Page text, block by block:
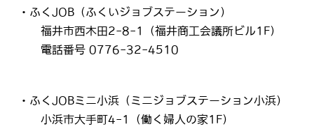
・ふくJOB（ふくいジョブステーション）
福井市西木田2-8-1（福井商工会議所ビル1F）
電話番号 0776-32-4510
・ふくJOBミニ小浜（ミニジョブステーション小浜）
小浜市大手町4-1（働く婦人の家1F）